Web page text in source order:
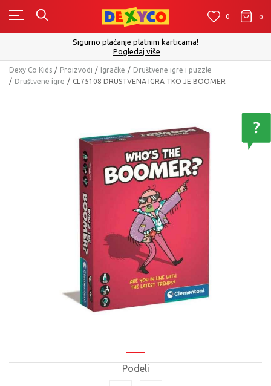
0 0
Sigurno plaćanje platnim karticama!
Pogledaj više
Dexy Co Kids Proizvodi Igračke
Društvene igre i puzzle
Društvene igre
CL75108 DRUSTVENA IGRA TKO JE BOOMER
Podeli